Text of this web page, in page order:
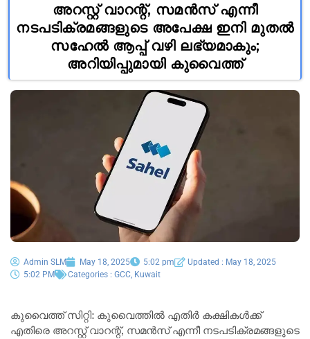
അറസ്റ്റ് വാറന്റ്, സമൻസ് എന്നീ
നടപടിക്രമങ്ങളുടെ അപേക്ഷ ഇനി മുതൽ
സഹേൽ ആപ്പ് വഴി ലഭ്യമാകും;
അറിയിപ്പുമായി കുവൈത്ത്
Admin SLM May 18, 2025 5:02 pm
Updated : May 18, 2025
5:02 PM
Categories : GCC Kuwait
കുവൈത്ത് സിറ്റി: കുവൈത്തിൽ എതിർ കക്ഷികൾക്ക്
എതിരെ അറസ്റ്റ് വാറന്റ്, സമൻസ് എന്നീ നടപടിക്രമങ്ങളുടെ